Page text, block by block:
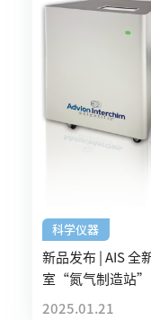
科学仪器
新品发布 | AIS
室“氮气制造站”
2025.01.21